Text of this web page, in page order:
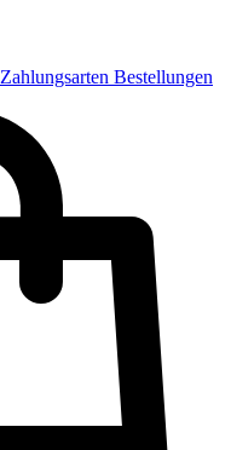
Zahlungsarten Bestellungen